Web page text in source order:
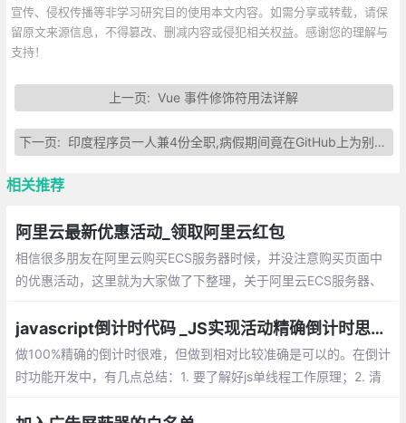
宣传、侵权传播等非学习研究目的使用本文内容。如需分享或转载，请保
留原文来源信息，不得篡改、删减内容或侵犯相关权益。感谢您的理解与
支持！
上一页:Vue 事件修饰符用法详解
下一页: 印度程序员一人兼4份全职,病假期间竟在GitHub上为别家公司写代码
相关推荐
阿里云最新优惠活动_领取阿里云红包
相信很多朋友在阿里云购买ECS服务器时候，并没注意购买页面中
的优惠活动，这里就为大家做了下整理，关于阿里云ECS服务器、
阿里云新用户满立减活动等
javascript倒计时代码 _JS实现活动精确倒计时思路和方法
做100%精确的倒计时很难，但做到相对比较准确是可以的。在倒计
时功能开发中，有几点总结：1. 要了解好js单线程工作原理；2. 清